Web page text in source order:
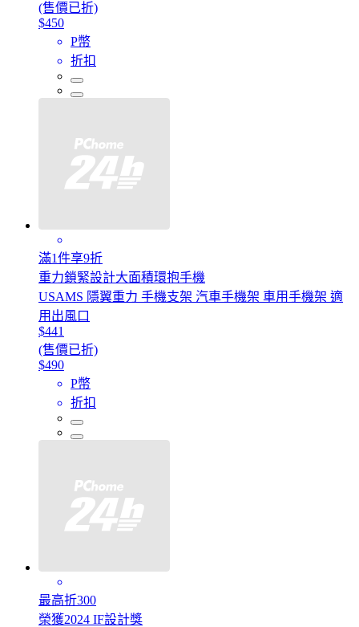
(售價已折)
$450
P幣
折扣
滿1件享9折
重力鎖緊設計大面積環抱手機
USAMS 隱翼重力 手機支架 汽車手機架 車用手機架 適
用出風口
$441
(售價已折)
$490
P幣
折扣
最高折300
榮獲2024 IF設計獎